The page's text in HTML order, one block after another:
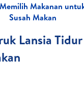
Makanan
Susah Makan
Lansia Tidur